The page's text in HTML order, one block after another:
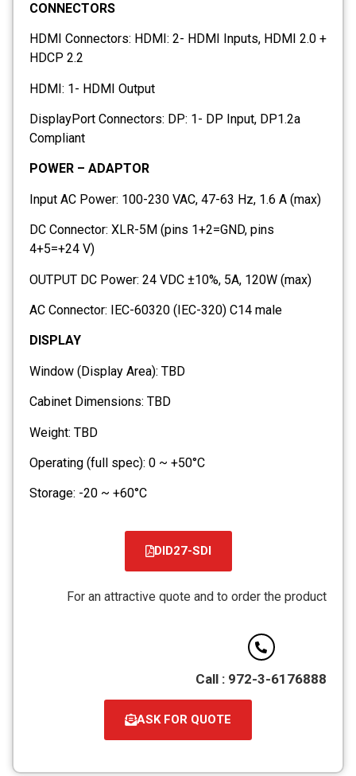
CONNECTORS
HDMI Connectors: HDMI: 2- HDMI Inputs, HDMI 2.0 +
HDCP 2.2
HDMI: 1- HDMI Output
DisplayPort Connectors: DP: 1- DP Input, DP1.2a
Compliant
POWER – ADAPTOR
Input AC Power: 100-230 VAC, 47-63 Hz, 1.6 A (max)
DC Connector: XLR-5M (pins 1+2=GND, pins
4+5=+24 V)
OUTPUT DC Power: 24 VDC ±10%, 5A, 120W (max)
AC Connector: IEC-60320 (IEC-320) C14 male
DISPLAY
Window (Display Area): TBD
Cabinet Dimensions: TBD
Weight: TBD
Operating (full spec): 0 ~ +50°C
Storage: -20 ~ +60°C
DID27-SDI
קובץ
PDF
For an attractive quote and to order the product
Call : 972-3-6176888
ASK FOR QUOTE